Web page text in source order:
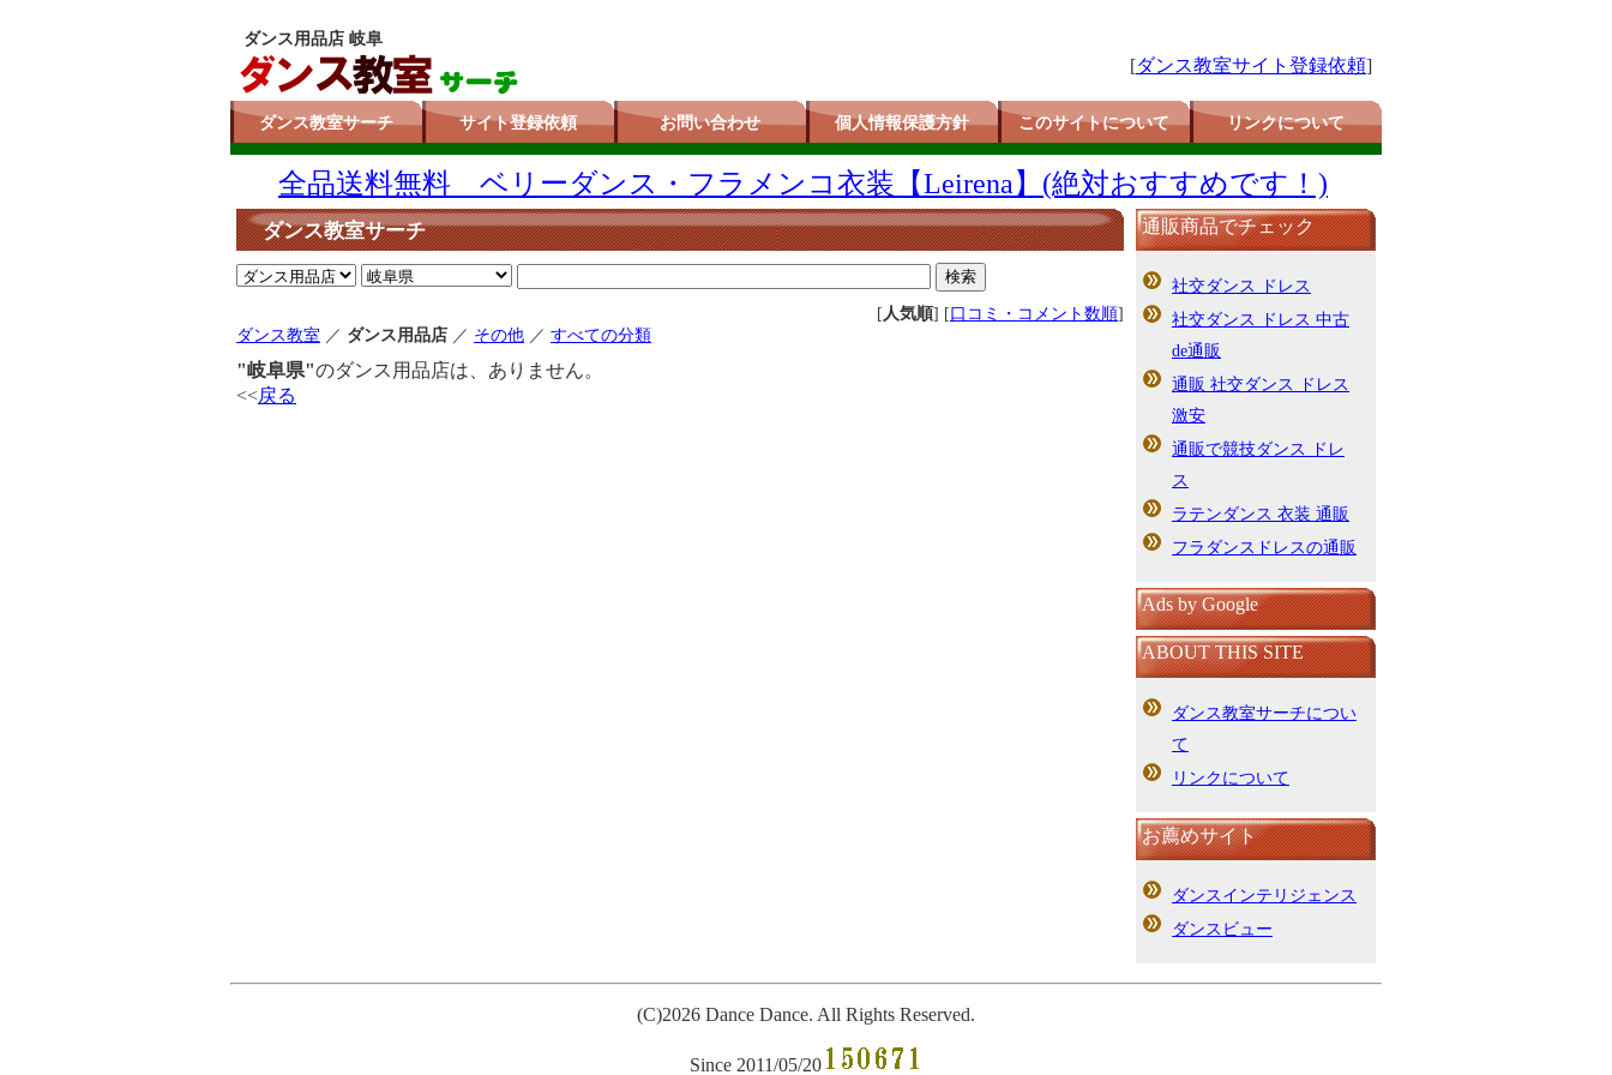
ダンス用品店 岐阜
[ダンス教室サイト登録依頼]
ダンス教室サーチ サイト登録依頼 お問い合わせ 個人情報保護方針 このサイトについて リンクについて
全品送料無料 ベリーダンス・フラメンコ衣装【Leirena】(絶対おすすめです！)
ダンス教室サーチ
[ 人気順] [ 口コミ・コメント数順]
ダンス教室 ／ ダンス用品店 ／ その他 ／ すべての分類
"岐阜県"のダンス用品店は、ありません。
<<戻る
通販商品でチェック
社交ダンス ドレス
社交ダンス ドレス 中古
de通販
通販 社交ダンス ドレス
激安
通販で競技ダンス ドレ
ス
ラテンダンス 衣装 通販
フラダンスドレスの通販
Ads by Google
ABOUT THIS SITE
ダンス教室サーチについ
て
リンクについて
お薦めサイト
ダンスインテリジェンス
ダンスビュー
(C)2026 Dance Dance. All Rights Reserved.
Since 2011/05/20